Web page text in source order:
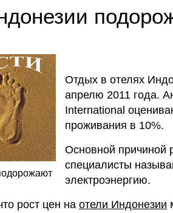
Отдых в отелях
апрелю 2011 года.
International
проживания в 10%.
Основной причиной
специалисты
электроэнергию.
рост цен на отели Индонезии